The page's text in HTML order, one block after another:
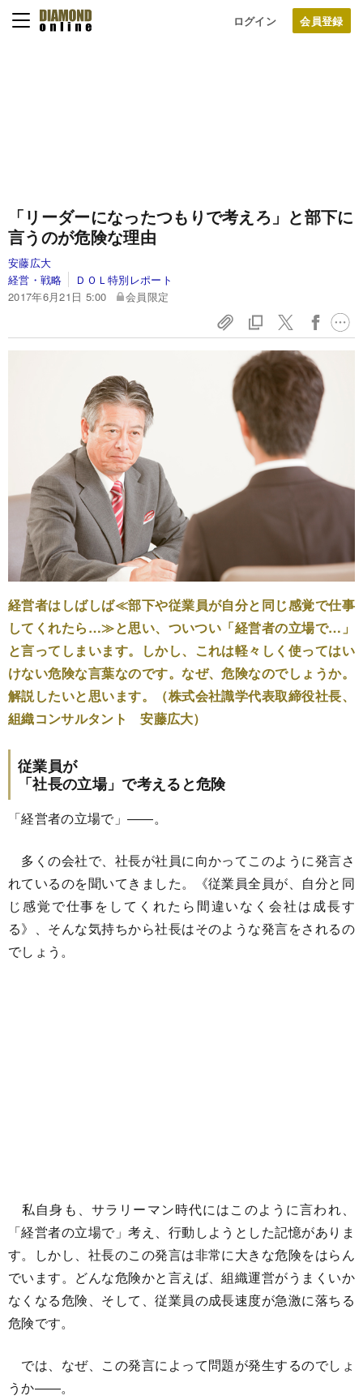
ログイン
「リーダーになったつもりで考えろ」と部下に
言うのが危険な理由
安藤広大
経営・戦略
ＤＯＬ特別レポート
2017年6月21日 5:00
会員限定
経営者はしばしば≪部下や従業員が自分と同じ感覚で仕事
してくれたら…≫と思い、ついつい「経営者の立場で…」
と言ってしまいます。しかし、これは軽々しく使ってはい
けない危険な言葉なのです。なぜ、危険なのでしょうか。
解説したいと思います。（株式会社識学代表取締役社長、
組織コンサルタント 安藤広大）
従業員が
「社長の立場」で考えると危険
「経営者の立場で」――。
多くの会社で、社長が社員に向かってこのように発言さ
れているのを聞いてきました。《従業員全員が、自分と同
じ感覚で仕事をしてくれたら間違いなく会社は成長す
る》、そんな気持ちから社長はそのような発言をされるの
でしょう。
私自身も、サラリーマン時代にはこのように言われ、
「経営者の立場で」考え、行動しようとした記憶がありま
す。しかし、社長のこの発言は非常に大きな危険をはらん
でいます。どんな危険かと言えば、組織運営がうまくいか
なくなる危険、そして、従業員の成長速度が急激に落ちる
危険です。
では、なぜ、この発言によって問題が発生するのでしょ
うか――。